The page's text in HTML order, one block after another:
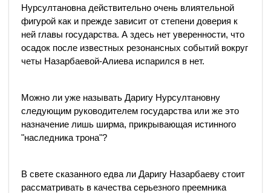
Нурсултановна действительно очень влиятельной
фигурой как и прежде зависит от степени доверия к
ней главы государства. А здесь нет уверенности, что
осадок после известных резонансных событий вокруг
четы Назарбаевой-Алиева испарился в нет.
Можно ли уже называть Даригу Нурсултановну
следующим руководителем государства или же это
назначение лишь ширма, прикрывающая истинного
"наследника трона"?
В свете сказанного едва ли Даригу Назарбаеву стоит
рассматривать в качества серьезного преемника